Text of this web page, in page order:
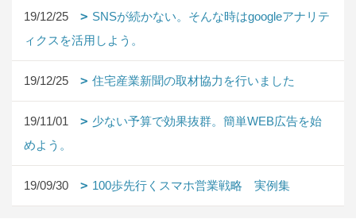
19/12/25
SNSが続かない。そんな時はgoogleアナリテ
ィクスを活用しよう。
19/12/25 住宅産業新聞の取材協力を行いました
19/11/01
少ない予算で効果抜群。簡単WEB広告を始
めよう。
19/09/30 100歩先行くスマホ営業戦略 実例集